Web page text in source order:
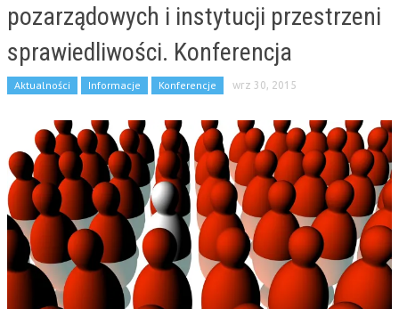
pozarządowych i instytucji przestrzeni
sprawiedliwości. Konferencja
Aktualności Informacje Konferencje wrz 30, 2015